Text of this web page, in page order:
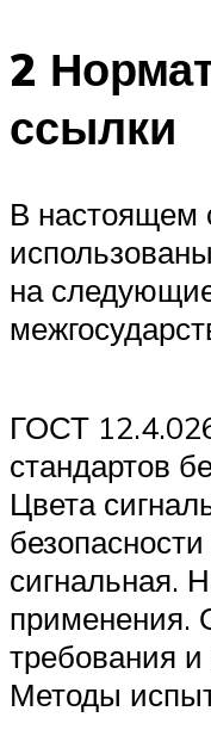
2
ссылки
В настоящем
на
ГОСТ
стандартов
Цвета
сигнальная.
применения.
требования и
Методы